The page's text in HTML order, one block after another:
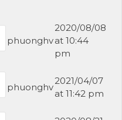
phuonghv
2020/08/08
at 10:44
pm
phuonghv
2021/04/07
at 11:42 pm